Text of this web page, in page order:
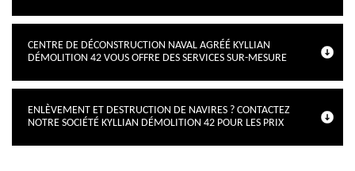
CENTRE DE DÉCONSTRUCTION NAVAL AGRÉÉ KYLLIAN
DÉMOLITION 42 VOUS OFFRE DES SERVICES SUR-MESURE
ENLÈVEMENT ET DESTRUCTION DE NAVIRES ? CONTACTEZ
NOTRE SOCIÉTÉ KYLLIAN DÉMOLITION 42 POUR LES PRIX